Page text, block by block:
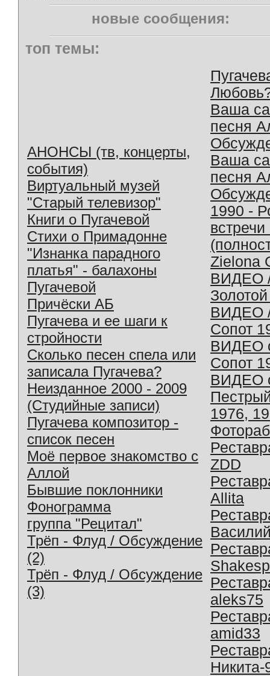
новые сообщения:
топ темы:
АНОНСЫ (тв, концерты,
события)
Виртуальный музей
"Старый телевизор"
Книги о Пугачевой
Стихи о Примадонне
"Изнанка парадного
платья" - балахоны
Пугачевой
Причёски АБ
Пугачева и ее шаги к
стройности
Сколько песен спела или
записала Пугачева?
Неизданное 2000 - 2009
(Студийные записи)
Пугачева композитор -
список песен
Моё первое знакомство с
Аллой
Бывшие поклонники
Фонограмма
группа "Рецитал"
Трёп - Флуд / Обсуждение
(2)
Трёп - Флуд / Обсуждение
(3)
Ваша
песня
Ваша
песня
1990 -
Zielona
ВИДЕО
ВИДЕО
Сопот
ВИДЕО
Сопот
ВИДЕО
1976,
ZDD
Allita
aleks75
amid33
Никита-